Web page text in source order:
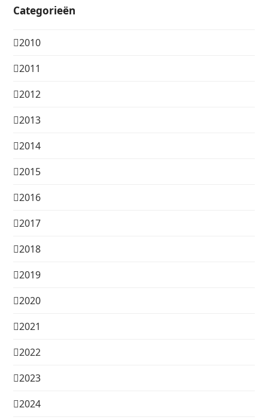
Categorieën
2010
2011
2012
2013
2014
2015
2016
2017
2018
2019
2020
2021
2022
2023
2024